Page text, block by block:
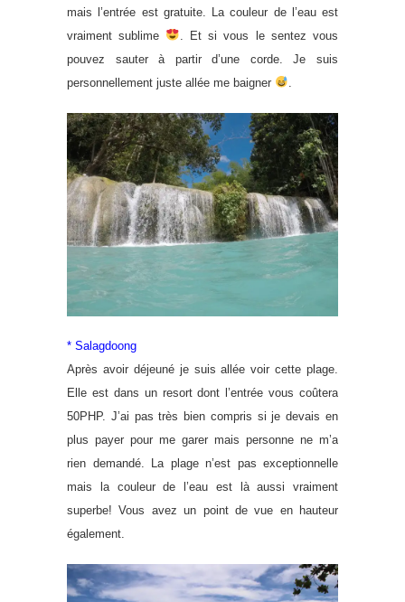
mais l’entrée est gratuite. La couleur de l’eau est
vraiment sublime
. Et si vous le sentez vous
pouvez sauter à partir d’une corde. Je suis
personnellement juste allée me baigner
* Salagdoong
Après avoir déjeuné je suis allée voir cette plage.
Elle est dans un resort dont l’entrée vous coûtera
50PHP. J’ai pas très bien compris si je devais en
plus payer pour me garer mais personne ne m’a
rien demandé. La plage n’est pas exceptionnelle
mais la couleur de l’eau est là aussi vraiment
superbe! Vous avez un point de vue en hauteur
également.